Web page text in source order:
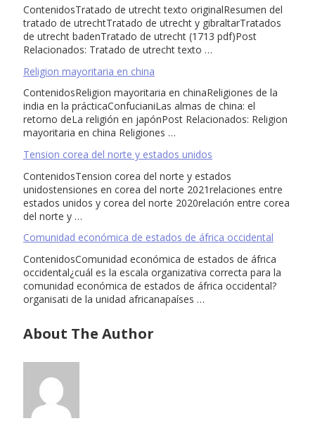
ContenidosTratado de utrecht texto originalResumen del
tratado de utrechtTratado de utrecht y gibraltarTratados
de utrecht badenTratado de utrecht (1713 pdf)Post
Relacionados: Tratado de utrecht texto …
Religion mayoritaria en china
ContenidosReligion mayoritaria en chinaReligiones de la
india en la prácticaConfucianiLas almas de china: el
retorno deLa religión en japónPost Relacionados: Religion
mayoritaria en china Religiones …
Tension corea del norte y estados unidos
ContenidosTension corea del norte y estados
unidostensiones en corea del norte 2021relaciones entre
estados unidos y corea del norte 2020relación entre corea
del norte y …
Comunidad económica de estados de áfrica occidental
ContenidosComunidad económica de estados de áfrica
occidental¿cuál es la escala organizativa correcta para la
comunidad económica de estados de áfrica occidental?
organisati de la unidad africanapaíses …
About The Author